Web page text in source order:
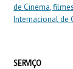
SERVIÇO